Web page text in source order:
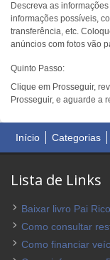
Descreva as
informações possíveis,
transferência, etc.
anúncios com fotos vão
Quinto Passo:
Clique em Prosseguir,
Prosseguir, e aguarde a
Início Categorias
Lista de Links
Baixar livro Pai
Como consultar
Como financiar